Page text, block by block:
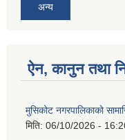
अन्य
ऐन, कानुन तथा
मुसिकोट नगरपालिकाको
मिति: 06/10/2026 -